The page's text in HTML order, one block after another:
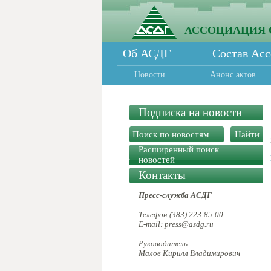
АССОЦИАЦИЯ
Об АСДГ Состав
Новости Анонс актов
Подписка на новости
Расширенный поиск
новостей
Контакты
Пресс-служба АСДГ
Телефон:(383) 223-85-00
E-mail: press@asdg.ru
Руководитель
Малов Кирилл Владимирович